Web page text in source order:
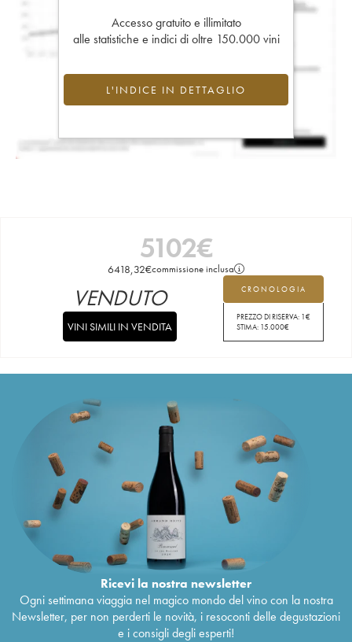
Accesso gratuito e illimitato
alle statistiche e indici di oltre 150.000 vini
L'INDICE IN DETTAGLIO
5102€
6418,32€commissione inclusa
CRONOLOGIA
PREZZO DI RISERVA: 1€
STIMA: 15.000€
VENDUTO
VINI SIMILI IN VENDITA
Ricevi la nostra newsletter
Ogni settimana viaggia nel magico mondo del vino con la nostra
Newsletter, per non perderti le novità, i resoconti delle degustazioni
e i consigli degli esperti!